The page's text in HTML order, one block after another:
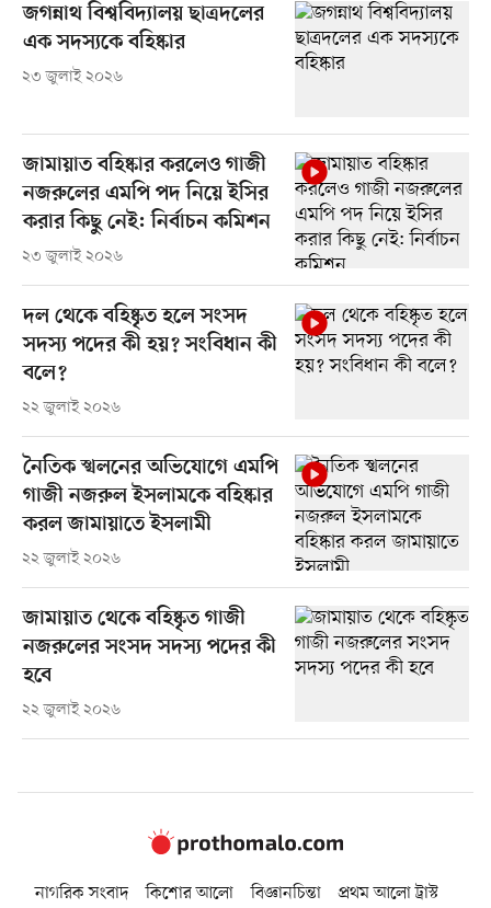
জগন্নাথ বিশ্ববিদ্যালয় ছাত্রদলের
এক সদস্যকে বহিষ্কার
২৩ জুলাই ২০২৬
জামায়াত বহিষ্কার করলেও গাজী
নজরুলের এমপি পদ নিয়ে ইসির
করার কিছু নেই: নির্বাচন কমিশন
২৩ জুলাই ২০২৬
দল থেকে বহিষ্কৃত হলে সংসদ
সদস্য পদের কী হয়? সংবিধান কী
বলে?
২২ জুলাই ২০২৬
নৈতিক স্খলনের অভিযোগে এমপি
গাজী নজরুল ইসলামকে বহিষ্কার
করল জামায়াতে ইসলামী
২২ জুলাই ২০২৬
জামায়াত থেকে বহিষ্কৃত গাজী
নজরুলের সংসদ সদস্য পদের কী
হবে
২২ জুলাই ২০২৬
নাগরিক সংবাদ কিশোর আলো বিজ্ঞানচিন্তা
প্রথম আলো ট্রাস্ট